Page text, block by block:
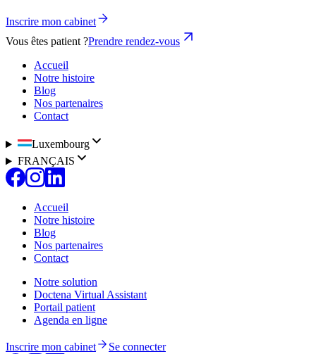
Inscrire mon cabinet
Vous êtes patient ?Prendre rendez-vous
Accueil
Notre histoire
Blog
Nos partenaires
Contact
Luxembourg
FRANÇAIS
Accueil
Notre histoire
Blog
Nos partenaires
Contact
Notre solution
Doctena Virtual Assistant
Portail patient
Agenda en ligne
Inscrire mon cabinet Se connecter